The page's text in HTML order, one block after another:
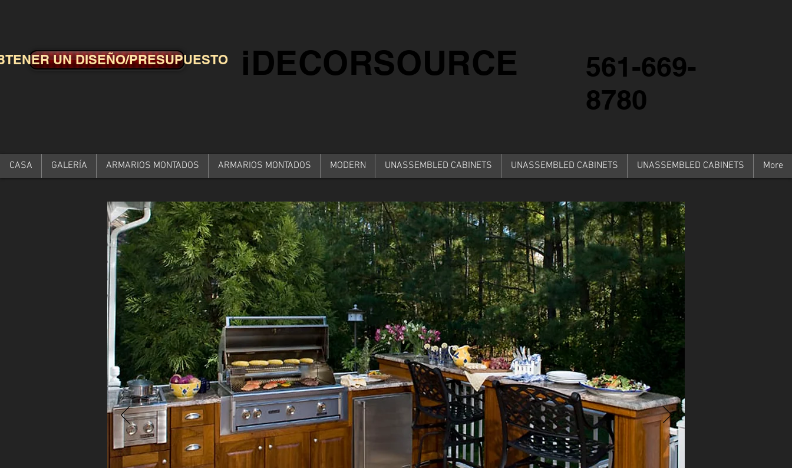
UN DISEÑO/PRESUPUESTO iDECORSOURCE
561-669-
8780
CASA GALERÍA ARMARIOS MONTADOS ARMARIOS MONTADOS MODERN UNASSEMBLED CABINETS UNASSEMBLED CABINETS UNASSEMBLED CABINETS More